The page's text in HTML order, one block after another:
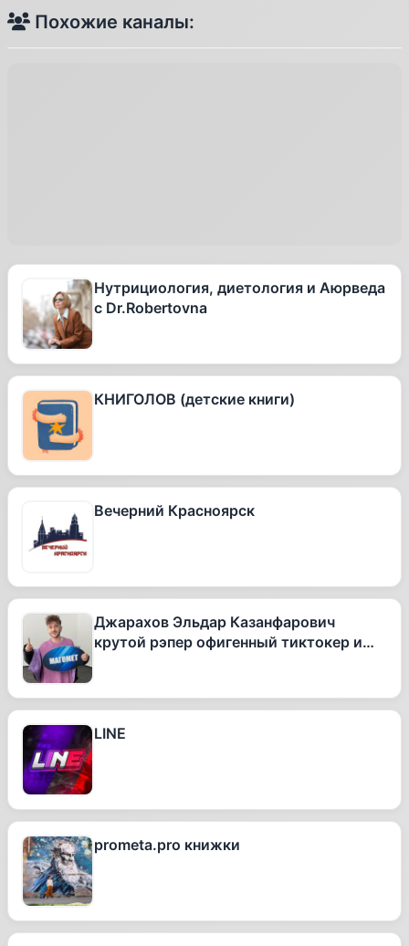
Похожие каналы:
Нутрициология, диетология и Аюрведа
с Dr.Robertovna
КНИГОЛОВ (детские книги)
Вечерний Красноярск
Джарахов Эльдар Казанфарович
крутой рэпер офигенный тиктокер и
LINE
prometa.pro книжки